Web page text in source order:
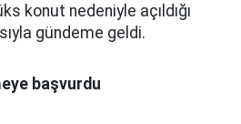
konut nedeniyle açıldığı
gündeme geldi.
başvurdu